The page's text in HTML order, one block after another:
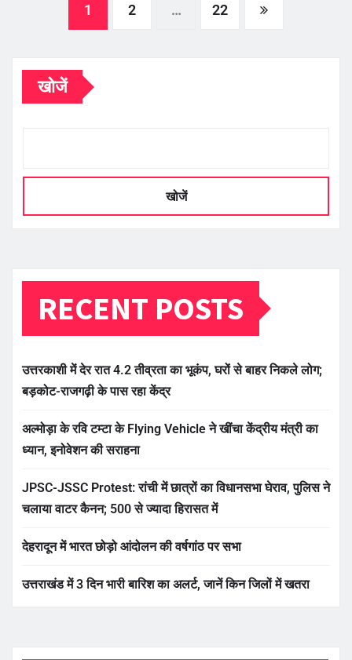
pagination
1 2 … 22
खोजें
खोजें
RECENT POSTS
उत्तरकाशी में देर रात 4.2 तीव्रता का भूकंप, घरों से बाहर निकले लोग;
बड़कोट-राजगढ़ी के पास रहा केंद्र
अल्मोड़ा के रवि टम्टा के Flying Vehicle ने खींचा केंद्रीय मंत्री का
ध्यान, इनोवेशन की सराहना
JPSC-JSSC Protest: रांची में छात्रों का विधानसभा घेराव, पुलिस ने
चलाया वाटर कैनन; 500 से ज्यादा हिरासत में
देहरादून में भारत छोड़ो आंदोलन की वर्षगांठ पर सभा
उत्तराखंड में 3 दिन भारी बारिश का अलर्ट, जानें किन जिलों में खतरा